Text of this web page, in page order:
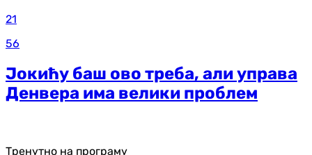
21
56
Јокићу баш ово треба, али управа
Денвера има велики проблем
Тренутно на програму